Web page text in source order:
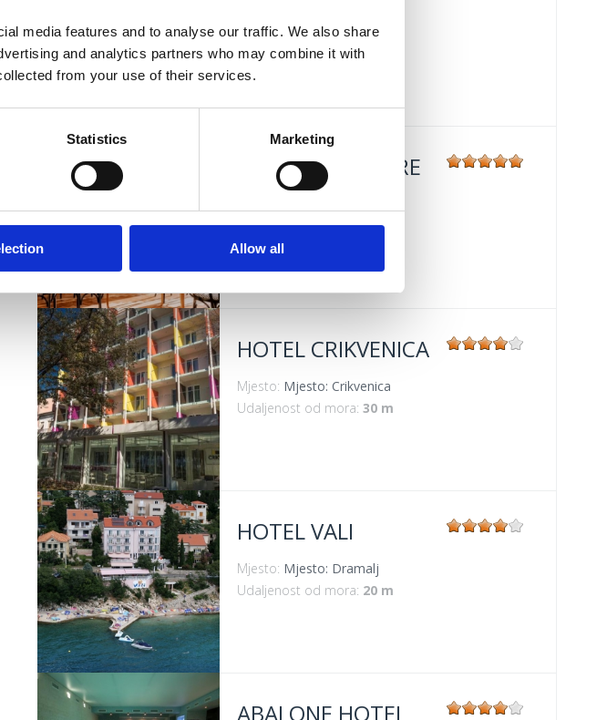
media features and to analyse our traffic. We also share
and analytics partners who may combine it with
from your use of their services.
Statistics Marketing
Allow all
HOTEL MIRAMARE
Udaljenost od mora:30 m
HOTEL CRIKVENICA
Mjesto: Mjesto: Crikvenica
Udaljenost od mora: 30 m
HOTEL VALI
Mjesto: Mjesto: Dramalj
Udaljenost od mora: 20 m
ABALONE HOTEL